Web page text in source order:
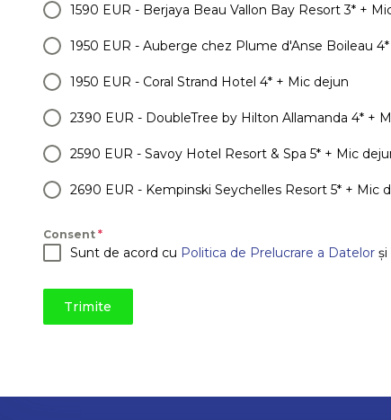
1590 EUR - Berjaya Beau Vallon Bay Resort 3* +
1950 EUR - Auberge chez Plume d'Anse Boileau
1950 EUR - Coral Strand Hotel 4* + Mic dejun
2390 EUR - DoubleTree by Hilton Allamanda 4* +
2590 EUR - Savoy Hotel Resort & Spa 5* + Mic
2690 EUR - Kempinski Seychelles Resort 5* + Mic
Consent *
Sunt de acord cu Politica de Prelucrare a Datelorși
Trimite